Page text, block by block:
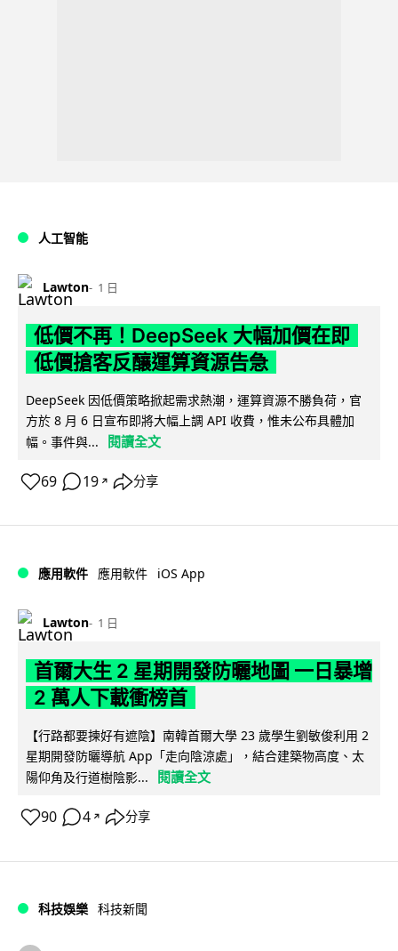
人工智能
Lawton 1 日
低價不再！DeepSeek 大幅加價在即
低價搶客反釀運算資源告急
DeepSeek 因低價策略掀起需求熱潮，運算資源不勝負荷，官
方於 8 月 6 日宣布即將大幅上調 API 收費，惟未公布具體加
幅。事件與...
閱讀全文
69 19 ↗ 分享
應用軟件 應用軟件 iOS App
Lawton 1 日
首爾大生 2 星期開發防曬地圖 一日暴增
2 萬人下載衝榜首
【行路都要揀好有遮陰】南韓首爾大學 23 歲學生劉敏俊利用 2
星期開發防曬導航 App「走向陰涼處」，結合建築物高度、太
陽仰角及行道樹陰影...
閱讀全文
90 4 ↗ 分享
科技娛樂 科技新聞